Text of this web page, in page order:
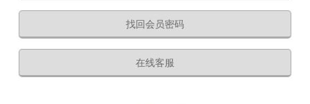
找回会员密码
在线客服